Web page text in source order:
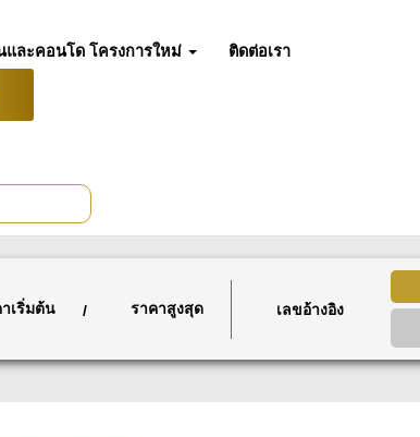
และคอนโด โครงการใหม่ ติดต่อเรา
เริ่มต้น / ราคาสูงสุด